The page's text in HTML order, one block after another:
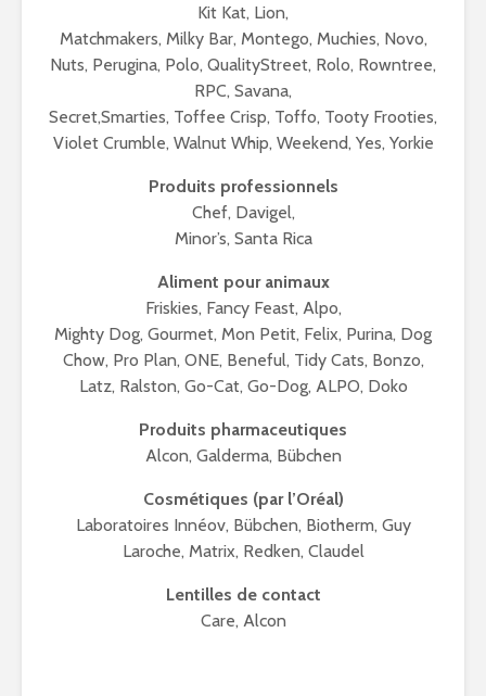
Kit Kat, Lion,
Matchmakers, Milky Bar, Montego, Muchies, Novo,
Nuts, Perugina, Polo, QualityStreet, Rolo, Rowntree,
RPC, Savana,
Secret,Smarties, Toffee Crisp, Toffo, Tooty Frooties,
Violet Crumble, Walnut Whip, Weekend, Yes, Yorkie
Produits professionnels
Chef, Davigel,
Minor’s, Santa Rica
Aliment pour animaux
Friskies, Fancy Feast, Alpo,
Mighty Dog, Gourmet, Mon Petit, Felix, Purina, Dog
Chow, Pro Plan, ONE, Beneful, Tidy Cats, Bonzo,
Latz, Ralston, Go-Cat, Go-Dog, ALPO, Doko
Produits pharmaceutiques
Alcon, Galderma, Bübchen
Cosmétiques (par l’Oréal)
Laboratoires Innéov, Bübchen, Biotherm, Guy
Laroche, Matrix, Redken, Claudel
Lentilles de contact
Care, Alcon